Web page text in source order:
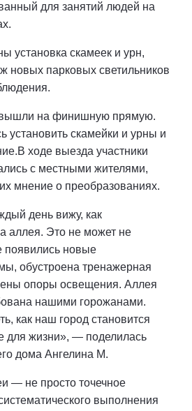
для занятий людей на
установка скамеек и урн,
новых парковых светильников
вышли на финишную прямую.
установить скамейки и урны и
В ходе выезда участники
с местными жителями,
мнение о преобразованиях.
день вижу, как
аллея. Это не может не
появились новые
обустроена тренажерная
опоры освещения. Аллея
нашими горожанами.
как наш город становится
для жизни», — поделилась
дома Ангелина М.
— не просто точечное
выполнения